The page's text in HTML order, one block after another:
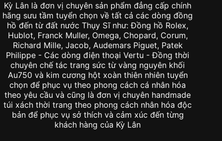
Kỳ Lân là đơn vị chuyên sản phẩm đẳng cấp chính
hãng sưu tầm tuyển chọn về tất cả các dòng đồng
hồ đến từ đất nước Thụy Sĩ như: Đồng hồ Rolex,
Hublot, Franck Muller, Omega, Chopard, Corum,
Richard Mille, Jacob, Audemars Piguet, Patek
Philippe - Các dòng điện thoại Vertu - Đồng thời
chuyên chế tác trang sức từ vàng nguyên khối
Au750 và kim cương hột xoàn thiên nhiên tuyển
chọn để phục vụ theo phong cách cá nhân hóa
theo yêu cầu và cũng là đơn vị chuyên handmade
túi xách thời trang theo phong cách nhân hóa độc
bản để phục vụ sở thích và cảm xúc đến từng
khách hàng của Kỳ Lân